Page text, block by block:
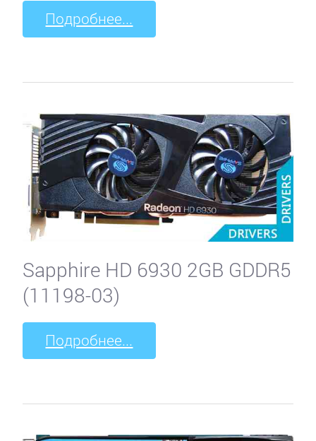
Подробнее...
Sapphire HD 6930 2GB GDDR5
(11198-03)
Подробнее...